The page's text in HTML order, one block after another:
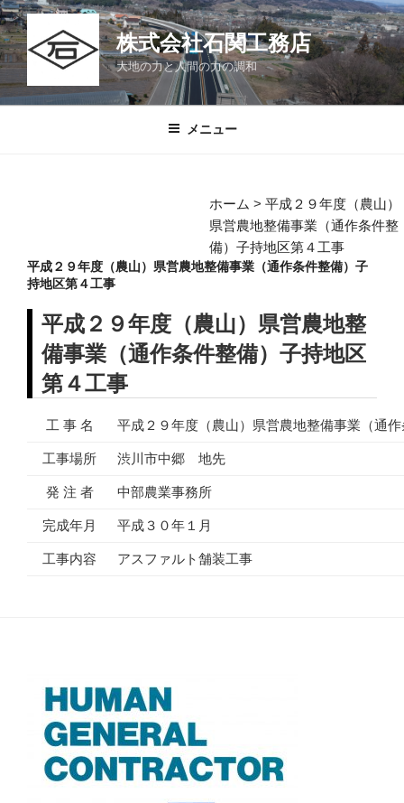
コ
ン
テ
ツ
株式会社石関工務店
大地の力と人間の力の調和
メニュー
ホーム > 平成２９年度（農山）
県営農地整備事業（通作条件整
備）子持地区第４工事
平成２９年度（農山）県営農地整備事業（通作条件整備）子
持地区第４工事
平成２９年度（農山）県営農地整
備事業（通作条件整備）子持地区
第４工事
工 事 名 平成２９年度（農山）県営農地整備事業（通
工事場所 渋川市中郷 地先
発 注 者 中部農業事務所
完成年月 平成３０年１月
工事内容 アスファルト舗装工事